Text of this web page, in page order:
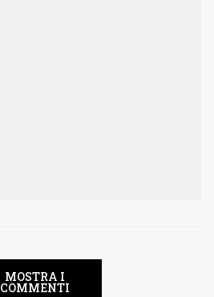
MOSTRA I
COMMENTI